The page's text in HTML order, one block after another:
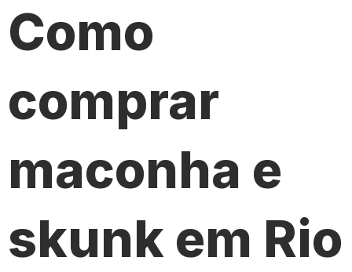
Como
comprar
maconha e
skunk em Rio